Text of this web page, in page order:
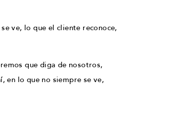
ve, lo que el cliente reconoce,
que diga de nosotros,
en lo que no siempre se ve,